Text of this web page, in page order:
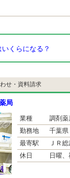
くらになる？
せ・資料請求
局
業種
調剤薬
勤務地
千葉県
最寄駅
ＪＲ
休日
日曜